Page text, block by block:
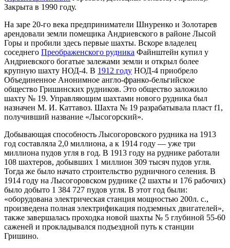
Закрыта в 1990 году.
На заре 20-го века предприниматели Шнуренко и Золотарев
арендовали земли помещика Андриевского в районе Лысой
Горы и пробили здесь первые шахты. Вскоре владелец
соседнего Преображенского рудника Файнштейн купил у
Андриевского богатые залежами земли и открыл более
крупную шахту НОД-4. В 1912 году НОД-4 приобрело
Объединенное Анонимное англо-франко-бельгийское
общество Гришинских рудников. Это общество заложило
шахту № 19. Управляющим шахтами нового рудника был
назначен М. И. Каттавоз. Шахта № 19 разрабатывала пласт f1,
получивший название «Лысогорский».
Добывающая способность Лысогоровского рудника на 1913
год составляла 2,0 миллиона, а к 1914 году — уже три
миллиона пудов угля в год. В 1913 году на руднике работали
108 шахтеров, добывших 1 миллион 309 тысяч пудов угля.
Тогда же было начато строительство рудничного селения. В
1914 году на Лысогоровском руднике (2 шахты и 176 рабочих)
было добыто 1 384 727 пудов угля. В этот год были:
«оборудована электрическая станция мощностью 200л. с.,
произведена полная электрификация подземных двигателей»,
также завершалась проходка новой шахты № 5 глубиной 55-60
саженей и прокладывался подъездной путь к станции
Гришино.